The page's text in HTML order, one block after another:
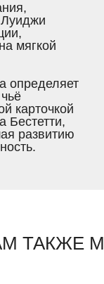
мягкой
определяет
карточкой
Бестетти,
развитию
ТАКЖЕ